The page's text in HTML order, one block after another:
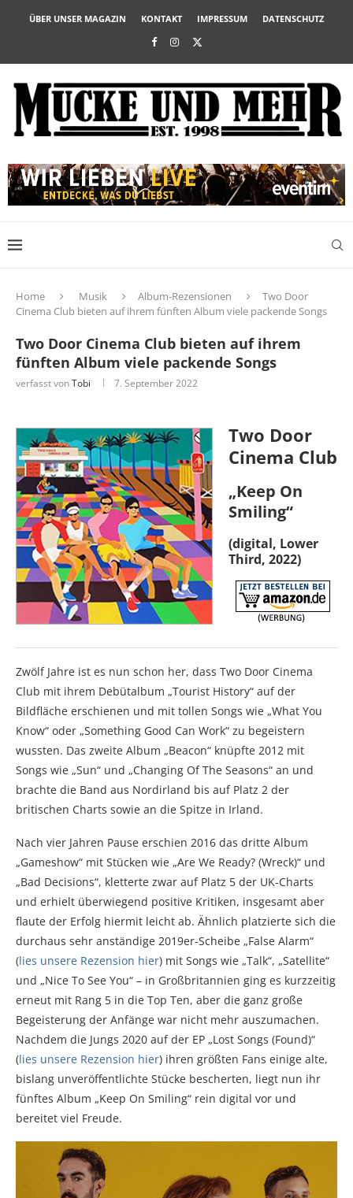
ÜBER UNSER MAGAZIN KONTAKT IMPRESSUM DATENSCHUTZ
Home Musik Album-Rezensionen
Two Door
Cinema Club bieten auf ihrem fünften Album viele packende Songs
Two Door Cinema Club bieten auf ihrem
fünften Album viele packende Songs
verfasst vonTobi 7. September 2022
Two Door
Cinema Club
„Keep On
Smiling“
(digital, Lower
Third, 2022)
Zwölf Jahre ist es nun schon her, dass Two Door Cinema
Club mit ihrem Debütalbum „Tourist History“ auf der
Bildfläche erschienen und mit tollen Songs wie „What You
Know“ oder „Something Good Can Work“ zu begeistern
wussten. Das zweite Album „Beacon“ knüpfte 2012 mit
Songs wie „Sun“ und „Changing Of The Seasons“ an und
brachte die Band aus Nordirland bis auf Platz 2 der
britischen Charts sowie an die Spitze in Irland.
Nach vier Jahren Pause erschien 2016 das dritte Album
„Gameshow“ mit Stücken wie „Are We Ready? (Wreck)“ und
„Bad Decisions“, kletterte zwar auf Platz 5 der UK-Charts
und erhielt überwiegend positive Kritiken, insgesamt aber
flaute der Erfolg hiermit leicht ab. Ähnlich platzierte sich die
durchaus sehr anständige 2019er-Scheibe „False Alarm“
(lies unsere Rezension hier) mit Songs wie „Talk“, „Satellite“
und „Nice To See You“ – in Großbritannien ging es kurzzeitig
erneut mit Rang 5 in die Top Ten, aber die ganz große
Begeisterung der Anfänge war nicht mehr auszumachen.
Nachdem die Jungs 2020 auf der EP „Lost Songs (Found)“
(lies unsere Rezension hier) ihren größten Fans einige alte,
bislang unveröffentlichte Stücke bescherten, liegt nun ihr
fünftes Album „Keep On Smiling“ rein digital vor und
bereitet viel Freude.